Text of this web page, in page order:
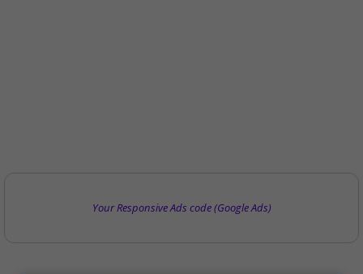
Your Responsive Ads code (Google Ads)